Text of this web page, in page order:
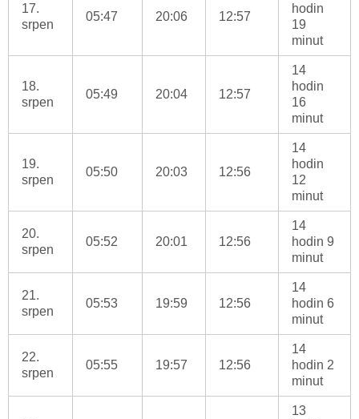
17.
srpen
05:47 20:06 12:57
hodin
19
minut
18.
srpen
05:49 20:04 12:57
14
hodin
16
minut
19.
srpen
05:50 20:03 12:56
14
hodin
12
minut
20.
srpen
05:52 20:01 12:56
14
hodin 9
minut
21.
srpen
05:53 19:59 12:56
14
hodin 6
minut
22.
srpen
05:55 19:57 12:56
14
hodin 2
minut
13